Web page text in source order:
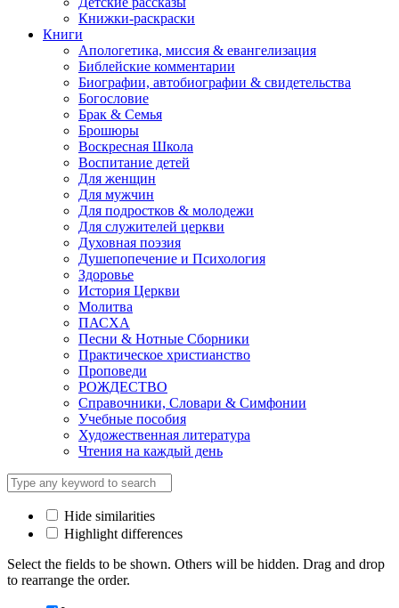
Книжки-раскраски
Книги
Апологетика, миссия & евангелизация
Библейские комментарии
Биографии, автобиографии & свидетельства
Богословие
Брак & Семья
Брошюры
Воскресная Школа
Воспитание детей
Для женщин
Для мужчин
Для подростков & молодежи
Для служителей церкви
Духовная поэзия
Душепопечение и Психология
Здоровье
История Церкви
Молитва
ПАСХА
Песни & Нотные Сборники
Практическое христианство
Проповеди
РОЖДЕСТВО
Справочники, Словари & Симфонии
Учебные пособия
Художественная литература
Чтения на каждый день
Hide similarities
Highlight differences
Select the fields to be shown. Others will be hidden. Drag and drop
to rearrange the order.